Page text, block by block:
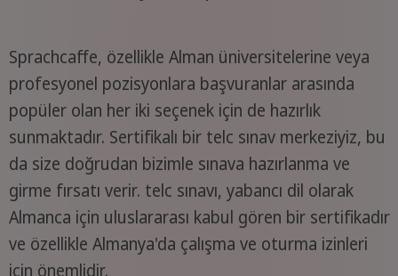
Sprachcaffe, özellikle Alman üniversitelerine veya
profesyonel pozisyonlara başvuranlar arasında
popüler olan her iki seçenek için de hazırlık
sunmaktadır. Sertifikalı bir telc sınav merkeziyiz, bu
da size doğrudan bizimle sınava hazırlanma ve
girme fırsatı verir. telc sınavı, yabancı dil olarak
Almanca için uluslararası kabul gören bir sertifikadır
ve özellikle Almanya'da çalışma ve oturma izinleri
için önemlidir.